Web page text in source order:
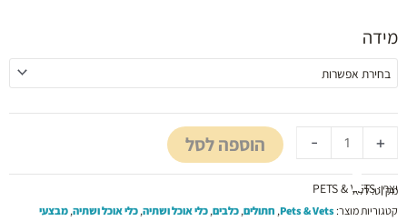
מידה
-
קערות
ושתייה
איכותיות
מחמד
pets
+ הוספה לסל
יצרן: PETS & VETS
מק"ט:ללא
קטגוריות מוצר:Pets & Vets
, חתולים,כלבים,כלי אוכל ושתיה,כלי אוכל ושתיה,מבצעי